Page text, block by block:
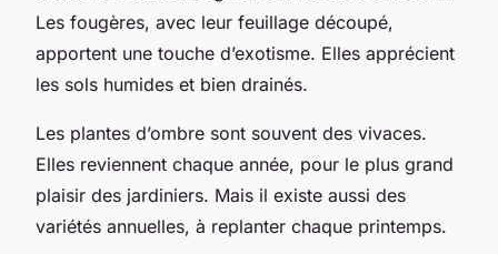
Les fougères, avec leur feuillage découpé,
apportent une touche d’exotisme. Elles apprécient
les sols humides et bien drainés.
Les plantes d’ombre sont souvent des vivaces.
Elles reviennent chaque année, pour le plus grand
plaisir des jardiniers. Mais il existe aussi des
variétés annuelles, à replanter chaque printemps.